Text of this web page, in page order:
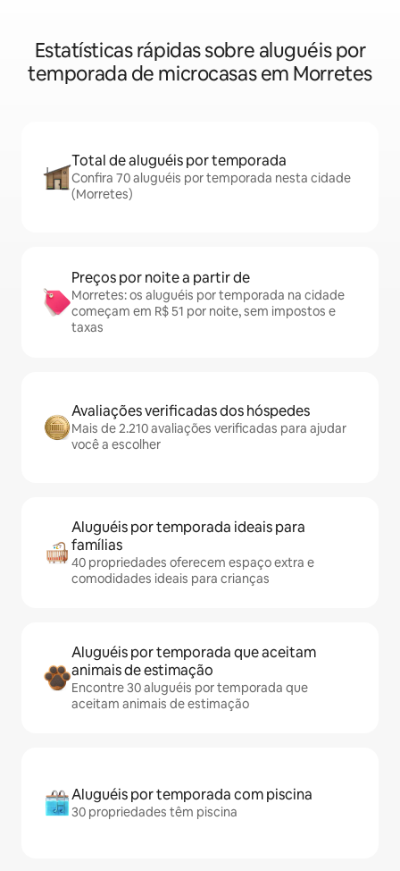
Estatísticas rápidas sobre aluguéis por
temporada de microcasas em Morretes
Total de aluguéis por temporada
Confira 70 aluguéis por temporada nesta cidade
(Morretes)
Preços por noite a partir de
Morretes: os aluguéis por temporada na cidade
começam em R$ 51 por noite, sem impostos e
taxas
Avaliações verificadas dos hóspedes
Mais de 2.210 avaliações verificadas para ajudar
você a escolher
Aluguéis por temporada ideais para
famílias
40 propriedades oferecem espaço extra e
comodidades ideais para crianças
Aluguéis por temporada que aceitam
animais de estimação
Encontre 30 aluguéis por temporada que
aceitam animais de estimação
Aluguéis por temporada com piscina
30 propriedades têm piscina